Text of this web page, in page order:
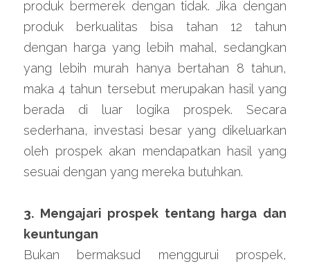
produk bermerek dengan tidak. Jika dengan
produk berkualitas bisa tahan 12 tahun
dengan harga yang lebih mahal, sedangkan
yang lebih murah hanya bertahan 8 tahun,
maka 4 tahun tersebut merupakan hasil yang
berada di luar logika prospek. Secara
sederhana, investasi besar yang dikeluarkan
oleh prospek akan mendapatkan hasil yang
sesuai dengan yang mereka butuhkan.
3. Mengajari prospek tentang harga dan
keuntungan
Bukan bermaksud menggurui prospek,